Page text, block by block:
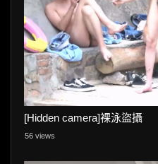
[Hidden camera]裸泳盜攝
56 views